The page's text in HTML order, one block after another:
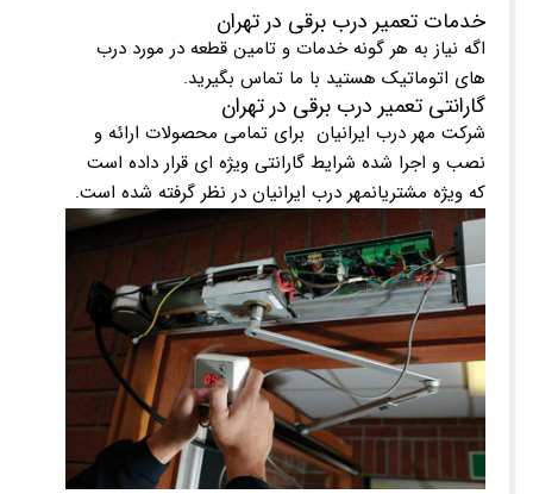
خدمات تعمیر درب برقی در تهران
اگه نیاز به هر گونه خدمات و تامین قطعه در مورد درب
های اتوماتیک هستید با ما تماس بگیرید.
گارانتی تعمیر درب برقی در تهران
شرکت مهر درب ایرانیان برای تمامی محصولات ارائه و
نصب و اجرا شده شرایط گارانتی ویژه ای قرار داده است
که ویژه مشتریانمهر درب ایرانیان در نظر گرفته شده است.